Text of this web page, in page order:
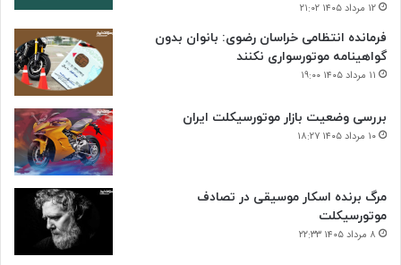
۱۲ مرداد ۱۴۰۵ ۲۱:۰۲
فرمانده انتظامی خراسان رضوی: بانوان بدون
گواهینامه موتورسواری نکنند
۱۱ مرداد ۱۴۰۵ ۱۹:۰۰
بررسی وضعیت بازار موتورسیکلت ایران
۱۰ مرداد ۱۴۰۵ ۱۸:۲۷
مرگ برنده اسکار موسیقی در تصادف
موتورسیکلت
۸ مرداد ۱۴۰۵ ۲۲:۳۳